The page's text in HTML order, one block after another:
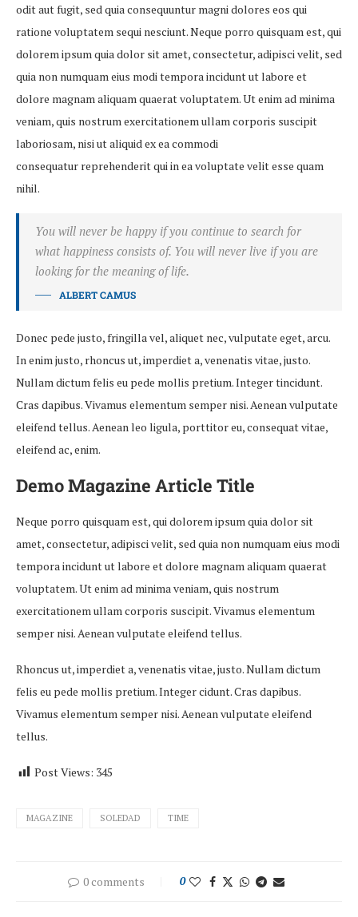
odit aut fugit, sed quia consequuntur magni dolores eos qui
ratione voluptatem sequi nesciunt. Neque porro quisquam est, qui
dolorem ipsum quia dolor sit amet, consectetur, adipisci velit, sed
quia non numquam eius modi tempora incidunt ut labore et
dolore magnam aliquam quaerat voluptatem. Ut enim ad minima
veniam, quis nostrum exercitationem ullam corporis suscipit
laboriosam, nisi ut aliquid ex ea commodi
consequatur reprehenderit qui in ea voluptate velit esse quam
nihil.
You will never be happy if you continue to search for
what happiness consists of. You will never live if you are
looking for the meaning of life.
ALBERT CAMUS
Donec pede justo, fringilla vel, aliquet nec, vulputate eget, arcu.
In enim justo, rhoncus ut, imperdiet a, venenatis vitae, justo.
Nullam dictum felis eu pede mollis pretium. Integer tincidunt.
Cras dapibus. Vivamus elementum semper nisi. Aenean vulputate
eleifend tellus. Aenean leo ligula, porttitor eu, consequat vitae,
eleifend ac, enim.
Demo Magazine Article Title
Neque porro quisquam est, qui dolorem ipsum quia dolor sit
amet, consectetur, adipisci velit, sed quia non numquam eius modi
tempora incidunt ut labore et dolore magnam aliquam quaerat
voluptatem. Ut enim ad minima veniam, quis nostrum
exercitationem ullam corporis suscipit. Vivamus elementum
semper nisi. Aenean vulputate eleifend tellus.
Rhoncus ut, imperdiet a, venenatis vitae, justo. Nullam dictum
felis eu pede mollis pretium. Integer cidunt. Cras dapibus.
Vivamus elementum semper nisi. Aenean vulputate eleifend
tellus.
Post Views: 345
MAGAZINE SOLEDAD TIME
0 comments 0